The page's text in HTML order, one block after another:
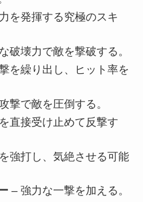
を発揮する究極のスキ
破壊力で敵を撃破する。
を繰り出し、ヒット率を
撃で敵を圧倒する。
直接受け止めて反撃す
強打し、気絶させる可能
– 強力な一撃を加える。